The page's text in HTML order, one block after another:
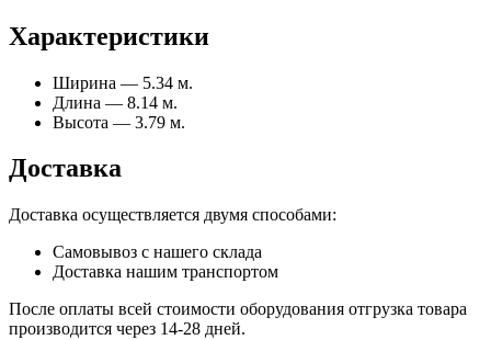
Характеристики
Ширина — 5.34 м.
Длина — 8.14 м.
Высота — 3.79 м.
Доставка
Доставка осуществляется двумя способами:
Самовывоз с нашего склада
Доставка нашим транспортом
После оплаты всей стоимости оборудования отгрузка товара
производится через 14-28 дней.